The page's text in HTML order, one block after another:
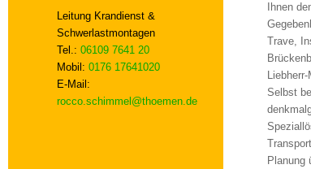
Leitung Krandienst &
Schwerlastmontagen
Tel.: 06109 7641 20
Mobil: 0176 17641020
E-Mail:
rocco.schimmel@thoemen.de
Ihnen
Trave,
Selbst
Planung